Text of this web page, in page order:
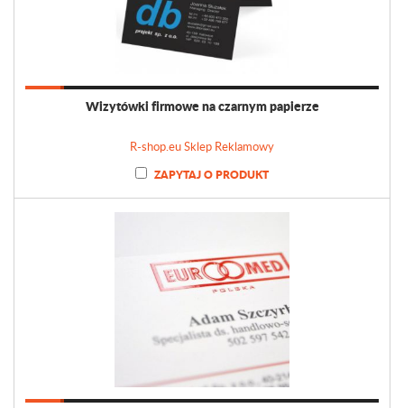
Wizytówki firmowe na czarnym papierze
R-shop.eu Sklep Reklamowy
ZAPYTAJ O PRODUKT